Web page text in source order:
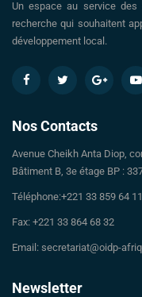
Un espace au service
recherche qui souhaitent
développement local.
Nos Contacts
Avenue Cheikh Anta Diop,
Bâtiment B, 3e étage BP :
Téléphone:+221 33 859 64 11
Fax: +221 33 864 68 32
Email: secretariat@oidp-
Newsletter